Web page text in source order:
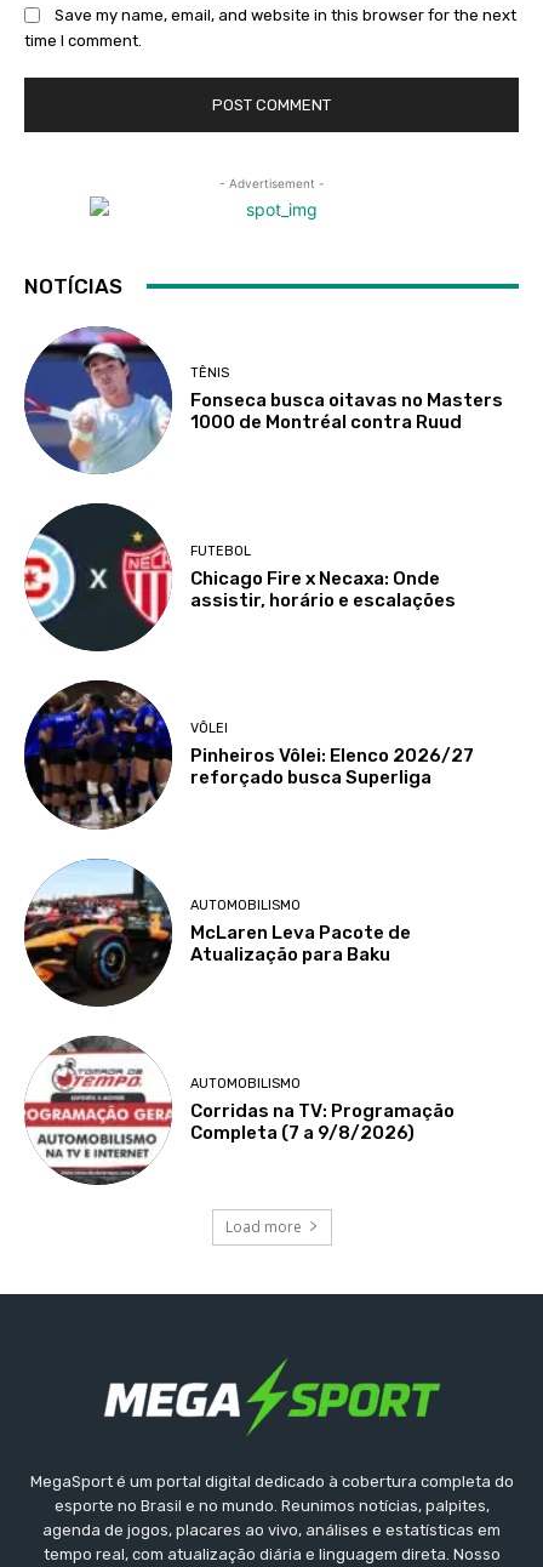
Save my name, email, and website in this browser for the next
time I comment.
- Advertisement -
NOTÍCIAS
TÊNIS
Fonseca busca oitavas no Masters
1000 de Montréal contra Ruud
FUTEBOL
Chicago Fire x Necaxa: Onde
assistir, horário e escalações
VÔLEI
Pinheiros Vôlei: Elenco 2026/27
reforçado busca Superliga
AUTOMOBILISMO
McLaren Leva Pacote de
Atualização para Baku
AUTOMOBILISMO
Corridas na TV: Programação
Completa (7 a 9/8/2026)
Load more
MegaSport é um portal digital dedicado à cobertura completa do
esporte no Brasil e no mundo. Reunimos notícias, palpites,
agenda de jogos, placares ao vivo, análises e estatísticas em
tempo real, com atualização diária e linguagem direta. Nosso